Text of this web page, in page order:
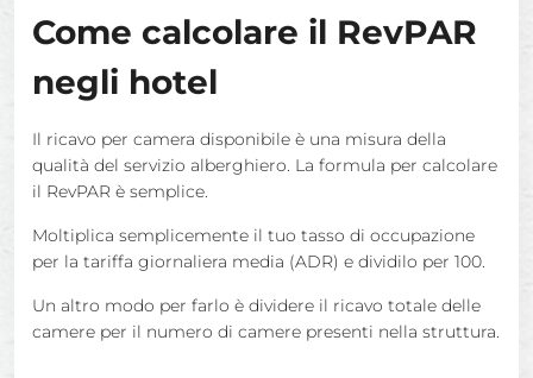
Come calcolare il RevPAR
negli hotel
Il ricavo per camera disponibile è una misura della
qualità del servizio alberghiero. La formula per calcolare
il RevPAR è semplice.
Moltiplica semplicemente il tuo tasso di occupazione
per la tariffa giornaliera media (ADR) e dividilo per 100.
Un altro modo per farlo è dividere il ricavo totale delle
camere per il numero di camere presenti nella struttura.